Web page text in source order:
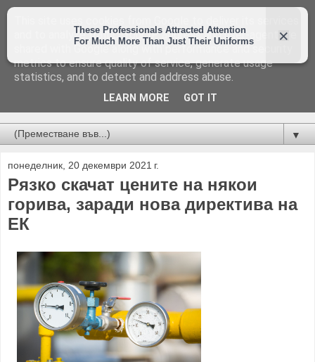
Новини от Бургас, страната и света!
▼
понеделник, 20 декември 2021 г.
Рязко скачат цените на някои
горива, заради нова директива на
ЕК
and to analyze traffic. Your IP address and user-agent are
shared with Google along with performance and security
metrics to ensure quality of service, generate usage
statistics, and to detect and address abuse.
LEARN MORE GOT IT